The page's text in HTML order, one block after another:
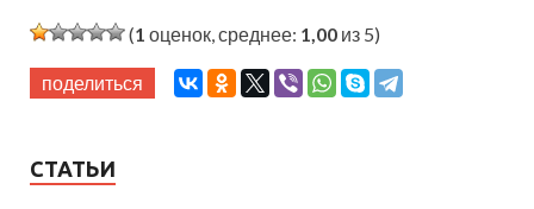
(1 оценок, среднее: 1,00 из 5)
поделиться
СТАТЬИ